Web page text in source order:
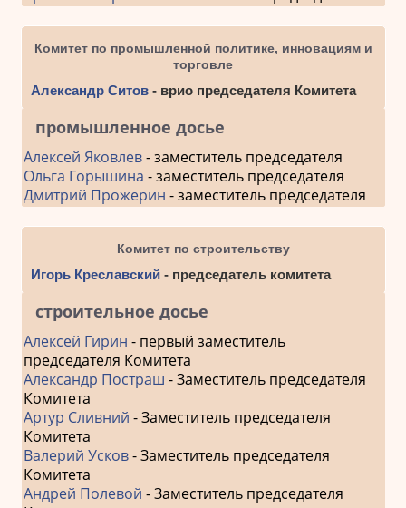
Комитет по промышленной политике, инновациям и
торговле
Александр Ситов- врио председателя Комитета
промышленное досье
Алексей Яковлев- заместитель председателя
Ольга Горышина - заместитель председателя
Дмитрий Прожерин - заместитель председателя
Комитет по строительству
Игорь Креславский - председатель комитета
строительное досье
Алексей Гирин - первый заместитель
председателя Комитета
Александр Постраш - Заместитель председателя
Комитета
Артур Сливний - Заместитель председателя
Комитета
Валерий Усков- Заместитель председателя
Комитета
Андрей Полевой - Заместитель председателя